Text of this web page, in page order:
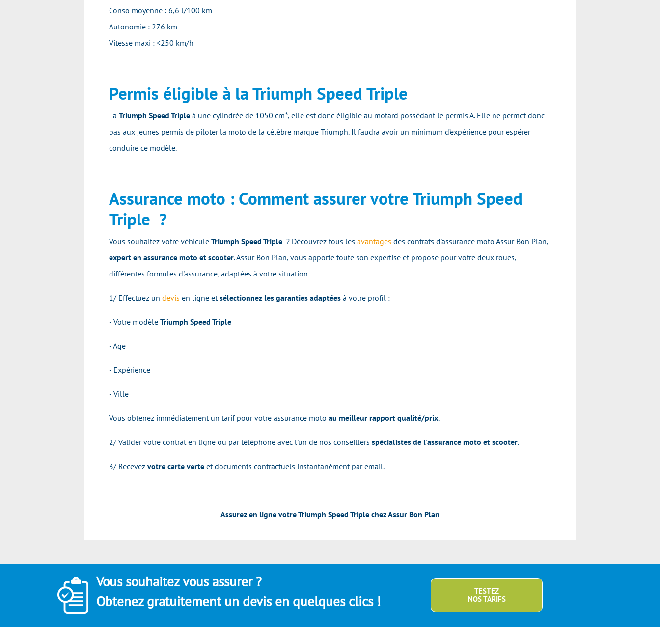
Conso moyenne : 6,6 l/100 km
Autonomie : 276 km
Vitesse maxi : <250 km/h
Permis éligible à la Triumph Speed Triple
La Triumph Speed Triple à une cylindrée de 1050 cm³, elle est donc éligible au motard possédant le permis A. Elle ne permet donc
pas aux jeunes permis de piloter la moto de la célèbre marque Triumph. Il faudra avoir un minimum d’expérience pour espérer
conduire ce modèle.
Assurance moto : Comment assurer votre Triumph Speed
Triple ?
Vous souhaitez votre véhicule Triumph Speed Triple ? Découvrez tous les avantages des contrats d'assurance moto Assur Bon Plan,
expert en assurance moto et scooter. Assur Bon Plan, vous apporte toute son expertise et propose pour votre deux roues,
différentes formules d'assurance, adaptées à votre situation.
1/ Effectuez un devis en ligne et sélectionnez les garanties adaptées à votre profil :
- Votre modèle Triumph Speed Triple
- Age
- Expérience
- Ville
Vous obtenez immédiatement un tarif pour votre assurance moto au meilleur rapport qualité/prix.
2/ Valider votre contrat en ligne ou par téléphone avec l'un de nos conseillers spécialistes de l'assurance moto et scooter.
3/ Recevez votre carte verte et documents contractuels instantanément par email.
Assurez en ligne votre Triumph Speed Triple chez Assur Bon Plan
Vous souhaitez vous assurer ?
Obtenez gratuitement un devis en quelques clics !
TESTEZ
NOS TARIFS